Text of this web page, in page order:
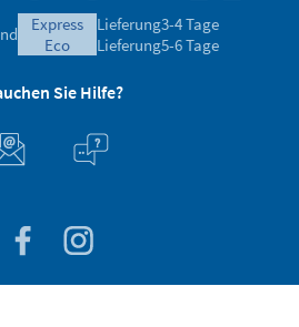
express
eco
Lieferung3-4 Tage
Lieferung5-6 Tage
Sie Hilfe?